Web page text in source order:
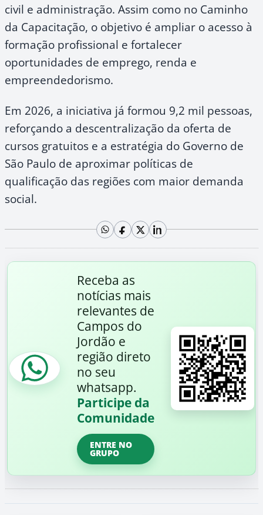
civil e administração. Assim como no Caminho
da Capacitação, o objetivo é ampliar o acesso à
formação profissional e fortalecer
oportunidades de emprego, renda e
empreendedorismo.
Em 2026, a iniciativa já formou 9,2 mil pessoas,
reforçando a descentralização da oferta de
cursos gratuitos e a estratégia do Governo de
São Paulo de aproximar políticas de
qualificação das regiões com maior demanda
social.
Receba as
notícias mais
relevantes de
Campos do
Jordão e
região direto
no seu
whatsapp.
Participe da
Comunidade
ENTRE NO
GRUPO